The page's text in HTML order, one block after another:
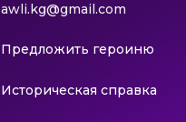
awli.kg@gmail.com
Предложить героиню
Историческая справка